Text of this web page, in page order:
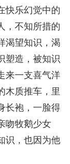
快乐幻觉中的
，不知所措的
渴望知识，渴
塑造，被知识
来一支喜气洋
木质推车，里
长袍，一脸得
吻牧鹅少女
识，也因为他